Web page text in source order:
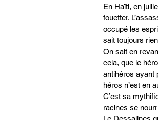
En Haïti, en
fouetter.
occupé les
sait toujours
On sait en
cela, que le
antihéros ayant
héros n’est en
C’est sa
racines se